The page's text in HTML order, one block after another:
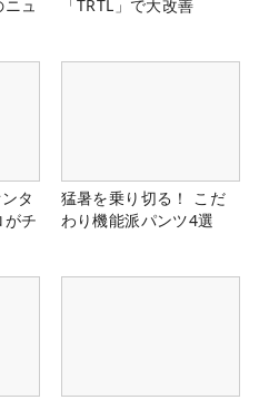
ニュ
「TRTL」で大改善
タ
がチ
猛暑を乗り切る！ こだ
わり機能派パンツ4選